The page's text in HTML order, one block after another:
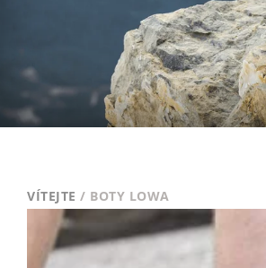
VÍTEJTE / BOTY LOWA